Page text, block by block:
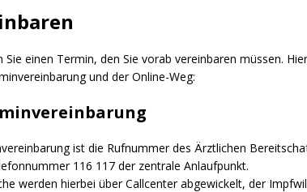
einen Termin, den Sie vorab vereinbaren müssen.
und der Online-Weg:
ist die Rufnummer des Ärztlichen
116 117 der zentrale Anlaufpunkt.
werden hierbei über Callcenter abgewickelt, der